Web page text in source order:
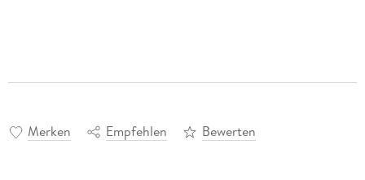
Merken Empfehlen Bewerten